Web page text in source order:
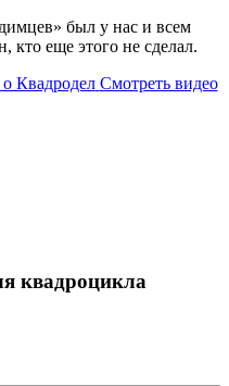
был у нас и всем
кто еще этого не сделал.
Смотреть видео
квадроцикла